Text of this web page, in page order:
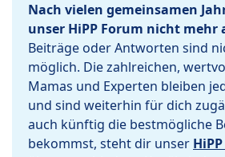
Nach vielen gemeinsamen
unser HiPP Forum nicht mehr
Beiträge oder Antworten sind
möglich. Die zahlreichen,
Mamas und Experten bleiben
und sind weiterhin für dich
auch künftig die bestmögliche
bekommst, steht dir unser